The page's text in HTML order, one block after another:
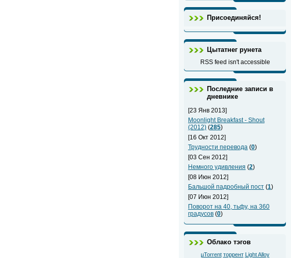
Присоединяйся!
Цытатнег рунета
RSS feed isn't accessible
Последние записи в
дневнике
[23 Янв 2013]
Moonlight Breakfast - Shout
(2012) (285)
[16 Окт 2012]
Трудности перевода (0)
[03 Сен 2012]
Немного удивления (2)
[08 Июн 2012]
Бальшой падробный пост (1)
[07 Июн 2012]
Поворот на 40, тьфу, на 360
градусов (0)
Облако тэгов
µTorrent торрент Light Alloy